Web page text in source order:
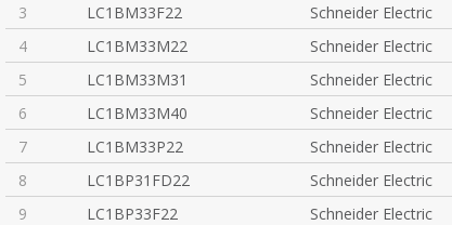
3 LC1BM33F22 Schneider Electric
4 LC1BM33M22 Schneider Electric
5 LC1BM33M31 Schneider Electric
6 LC1BM33M40 Schneider Electric
7 LC1BM33P22 Schneider Electric
8 LC1BP31FD22 Schneider Electric
9 LC1BP33F22 Schneider Electric